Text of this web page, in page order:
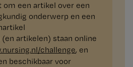
om een artikel over een
onderwerp en een
(en artikelen) staan online
​challenge, en
beschikbaar voor